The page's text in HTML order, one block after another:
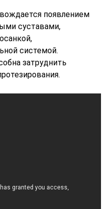
появлением
суставами,
системой.
затруднить